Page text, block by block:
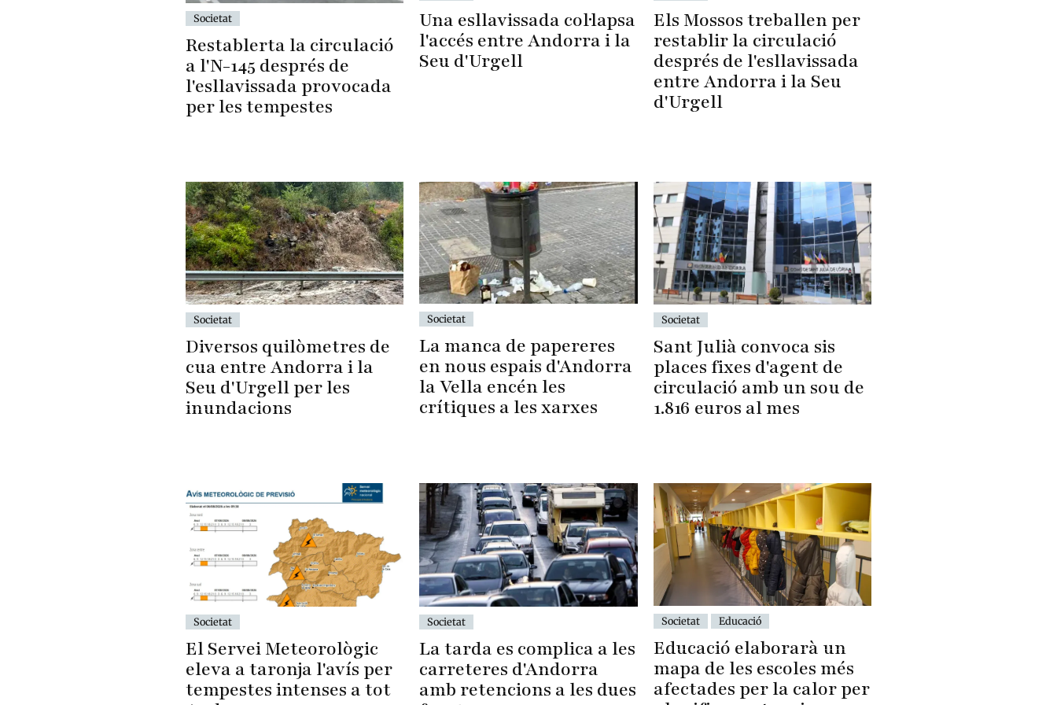
Societat
Restablerta la circulació
a l'N-145 després de
l'esllavissada provocada
per les tempestes
Una esllavissada col·lapsa
l'accés entre Andorra i la
Seu d'Urgell
Els Mossos treballen per
restablir la circulació
després de l'esllavissada
entre Andorra i la Seu
d'Urgell
Societat
Diversos quilòmetres de
cua entre Andorra i la
Seu d'Urgell per les
inundacions
Societat
La manca de papereres
en nous espais d'Andorra
la Vella encén les
crítiques a les xarxes
Societat
Sant Julià convoca sis
places fixes d'agent de
circulació amb un sou de
1.816 euros al mes
Societat
El Servei Meteorològic
eleva a taronja l'avís per
tempestes intenses a tot
Societat
La tarda es complica a les
carreteres d'Andorra
amb retencions a les dues
Societat Educació
Educació elaborarà un
mapa de les escoles més
afectades per la calor per